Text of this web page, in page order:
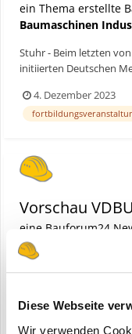
Diese Webseite
Wir verwenden
ein Thema erstellte
Baumaschinen
Stuhr - Beim letzten
initiierten Deutschen
Sache. Ein dickes
Teilnehmerfeld.
4. Dezember 2023
Vorschau
eine Bauforum24